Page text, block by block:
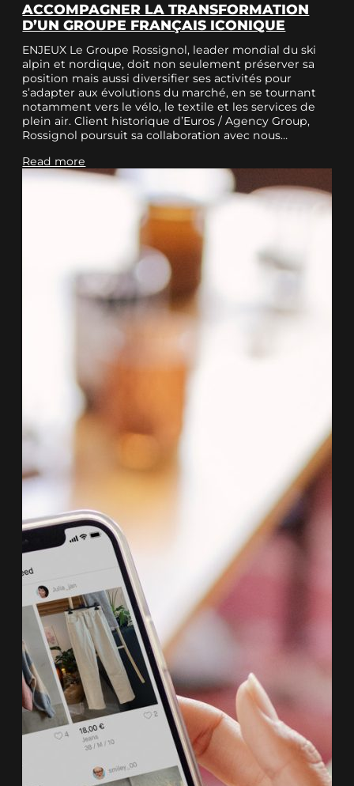
ACCOMPAGNER LA TRANSFORMATION
D’UN GROUPE FRANÇAIS ICONIQUE
ENJEUX Le Groupe Rossignol, leader mondial du ski
alpin et nordique, doit non seulement préserver sa
position mais aussi diversifier ses activités pour
s’adapter aux évolutions du marché, en se tournant
notamment vers le vélo, le textile et les services de
plein air. Client historique d’Euros / Agency Group,
Rossignol poursuit sa collaboration avec nous…
Read more